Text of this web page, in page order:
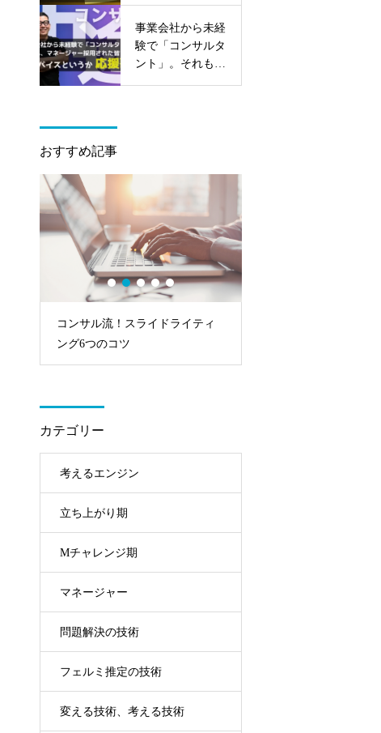
事業会社から未経
験で「コンサルタ
ント」。それも、
おすすめ記事
コンサル流！スライドライティ
ング6つのコツ
カテゴリー
考えるエンジン
立ち上がり期
Mチャレンジ期
マネージャー
問題解決の技術
フェルミ推定の技術
変える技術、考える技術